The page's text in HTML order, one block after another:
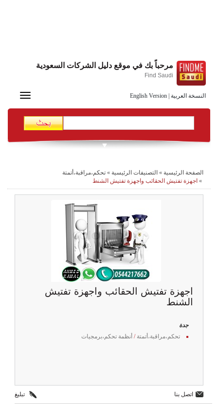
النسخة العربية English Version
مرحباً بك في موقع دليل الشركات السعودية
Find Saudi
Toggle
الصفحة الرئيسية » التصنيفات الرئيسية » تحكم،مراقبة،أتمتة
» اجهزة تفتيش الحقائب واجهزة تفتيش الشنط
اجهزة تفتيش الحقائب واجهزة تفتيش
الشنط
جدة
تحكم،مراقبة،أتمتة / أنظمة تحكم،برمجيات
اتصل بنا تبليغ